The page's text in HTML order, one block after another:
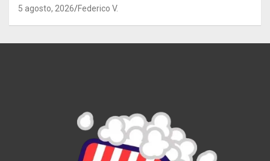
5 agosto, 2026 Federico V.